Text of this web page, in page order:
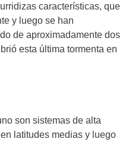
características, que
y luego se han
de aproximadamente dos
esta última tormenta en
son sistemas de alta
latitudes medias y luego